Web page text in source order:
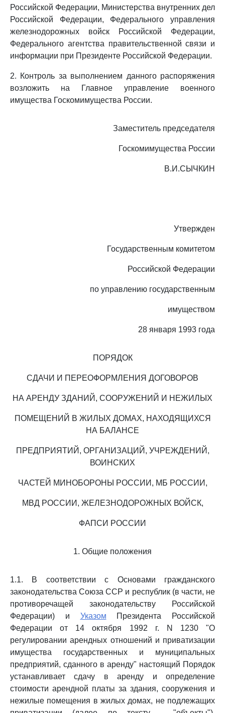
Российской Федерации, Министерства внутренних дел
Российской Федерации, Федерального управления
железнодорожных войск Российской Федерации,
Федерального агентства правительственной связи и
информации при Президенте Российской Федерации.
2. Контроль за выполнением данного распоряжения
возложить на Главное управление военного
имущества Госкомимущества России.
Заместитель председателя
Госкомимущества России
В.И.СЫЧКИН
Утвержден
Государственным комитетом
Российской Федерации
по управлению государственным
имуществом
28 января 1993 года
ПОРЯДОК
СДАЧИ И ПЕРЕОФОРМЛЕНИЯ ДОГОВОРОВ
НА АРЕНДУ ЗДАНИЙ, СООРУЖЕНИЙ И НЕЖИЛЫХ
ПОМЕЩЕНИЙ В ЖИЛЫХ ДОМАХ, НАХОДЯЩИХСЯ
НА БАЛАНСЕ
ПРЕДПРИЯТИЙ, ОРГАНИЗАЦИЙ, УЧРЕЖДЕНИЙ,
ВОИНСКИХ
ЧАСТЕЙ МИНОБОРОНЫ РОССИИ, МБ РОССИИ,
МВД РОССИИ, ЖЕЛЕЗНОДОРОЖНЫХ ВОЙСК,
ФАПСИ РОССИИ
1. Общие положения
1.1. В соответствии с Основами гражданского
законодательства Союза ССР и республик (в части, не
противоречащей законодательству Российской
Федерации) и Указом Президента Российской
Федерации от 14 октября 1992 г. N 1230 "О
регулировании арендных отношений и приватизации
имущества государственных и муниципальных
предприятий, сданного в аренду" настоящий Порядок
устанавливает сдачу в аренду и определение
стоимости арендной платы за здания, сооружения и
нежилые помещения в жилых домах, не подлежащих